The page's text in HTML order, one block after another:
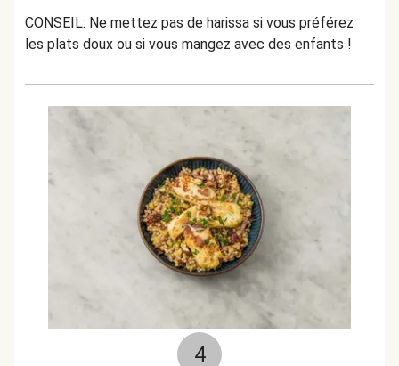
CONSEIL: Ne mettez pas de harissa si vous préférez
les plats doux ou si vous mangez avec des enfants !
4